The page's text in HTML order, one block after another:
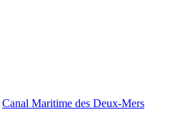
Canal Maritime des Deux-Mers